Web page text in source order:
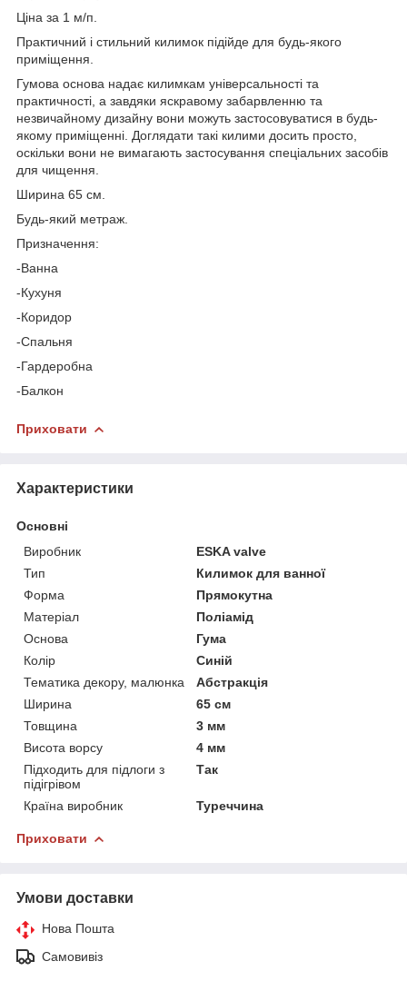
Ціна за 1 м/п.
Практичний і стильний килимок підійде для будь-якого
приміщення.
Гумова основа надає килимкам універсальності та
практичності, а завдяки яскравому забарвленню та
незвичайному дизайну вони можуть застосовуватися в будь-
якому приміщенні. Доглядати такі килими досить просто,
оскільки вони не вимагають застосування спеціальних засобів
для чищення.
Ширина 65 см.
Будь-який метраж.
Призначення:
-Ванна
-Кухуня
-Коридор
-Спальня
-Гардеробна
-Балкон
Приховати
Характеристики
Основні
Виробник
ESKA valve
Тип
Килимок для ванної
Форма
Прямокутна
Матеріал
Поліамід
Основа
Гума
Колір
Синій
Тематика декору, малюнка
Абстракція
Ширина
65 см
Товщина
3 мм
Висота ворсу
4 мм
Підходить для підлоги з
підігрівом
Так
Країна виробник Туреччина
Приховати
Умови доставки
Нова Пошта
Самовивіз